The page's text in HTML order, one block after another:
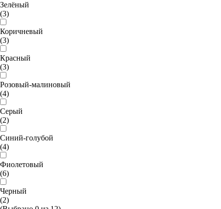
Зелёный
(3)
Коричневый
(3)
Красный
(3)
Розовый-малиновый
(4)
Серый
(2)
Синий-голубой
(4)
Фиолетовый
(6)
Черный
(2)